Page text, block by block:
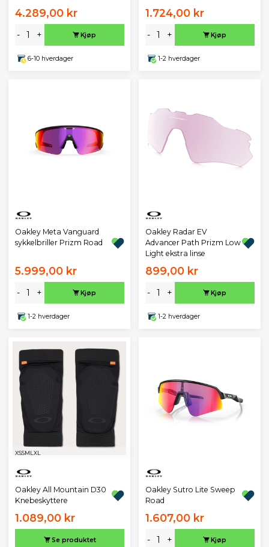
4.289,00 kr
- + Kjøp
6-10 hverdager
1.724,00 kr
- + Kjøp
1-2 hverdager
Oakley Meta Vanguard
sykkelbriller Prizm Road
5.999,00 kr
- + Kjøp
1-2 hverdager
Oakley Radar EV
Advancer Path Prizm Low
Light ekstra linse
899,00 kr
- + Kjøp
1-2 hverdager
XSSML XL
Oakley All Mountain D30
Knebeskyttere
1.089,00 kr
Se produktet
Oakley Sutro Lite Sweep
Road
1.607,00 kr
- + Kjøp